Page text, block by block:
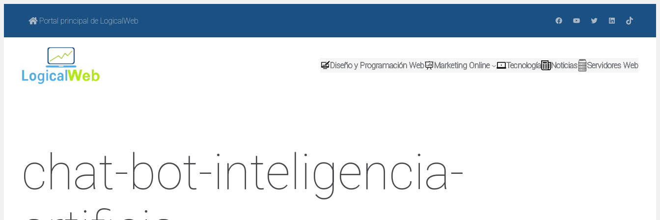
contenido
Portal principal de LogicalWeb FacebookYouTubeTwitterLinkedInTikTok
Diseño y Programación Web Marketing Online Tecnología Noticias Servidores Web
chat-bot-inteligencia-